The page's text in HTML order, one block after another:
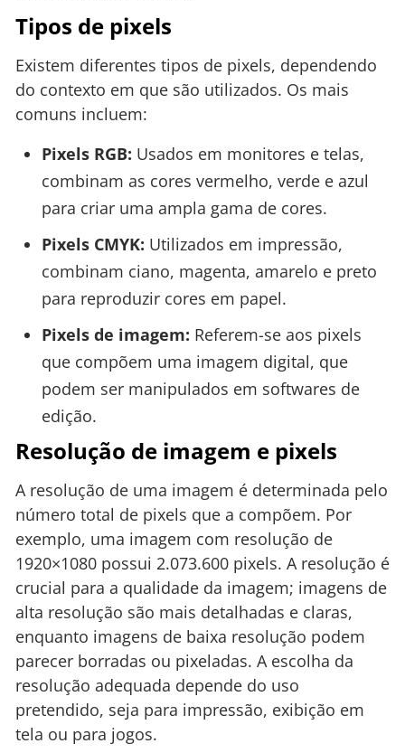
Tipos de pixels
Existem diferentes tipos de pixels, dependendo
do contexto em que são utilizados. Os mais
comuns incluem:
Pixels RGB: Usados em monitores e telas,
combinam as cores vermelho, verde e azul
para criar uma ampla gama de cores.
Pixels CMYK: Utilizados em impressão,
combinam ciano, magenta, amarelo e preto
para reproduzir cores em papel.
Pixels de imagem: Referem-se aos pixels
que compõem uma imagem digital, que
podem ser manipulados em softwares de
edição.
Resolução de imagem e pixels
A resolução de uma imagem é determinada pelo
número total de pixels que a compõem. Por
exemplo, uma imagem com resolução de
1920×1080 possui 2.073.600 pixels. A resolução é
crucial para a qualidade da imagem; imagens de
alta resolução são mais detalhadas e claras,
enquanto imagens de baixa resolução podem
parecer borradas ou pixeladas. A escolha da
resolução adequada depende do uso
pretendido, seja para impressão, exibição em
tela ou para jogos.